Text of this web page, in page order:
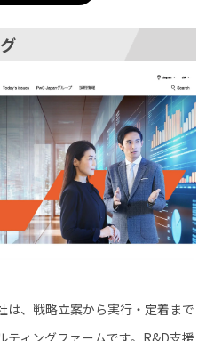
は、戦略立案から実行・定着まで
ティングファームです。R&D支援